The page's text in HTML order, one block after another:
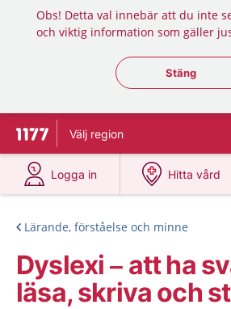
Obs! Detta val innebär att du inte
och viktig information som gäller
Stäng
Stäng
Till startsidan för 1177
Välj region
Logga in
på 1177.se
Hitta vård
på
Lärande, förståelse och minne
Dyslexi – att ha
läsa, skriva och